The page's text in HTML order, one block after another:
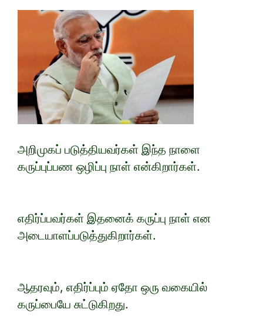
அறிமுகப் படுத்தியவர்கள் இந்த நாளை
கருப்புப்பண ஒழிப்பு நாள் என்கிறார்கள்.
எதிர்ப்பவர்கள் இதனைக் கருப்பு நாள் என
அடையாளப்படுத்துகிறார்கள்.
ஆதரவும், எதிர்ப்பும் ஏதோ ஒரு வகையில்
கருப்பையே சுட்டுகிறது.